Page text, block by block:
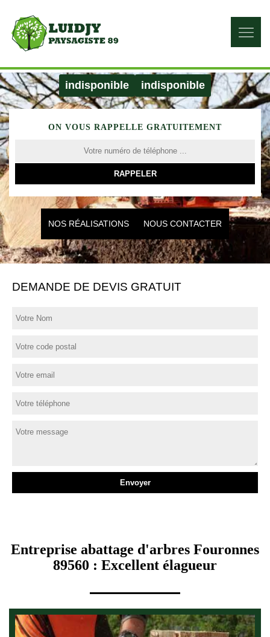
indisponible indisponible
ON VOUS RAPPELLE GRATUITEMENT
NOS RÉALISATIONS NOUS CONTACTER
DEMANDE DE DEVIS GRATUIT
Entreprise abattage d'arbres Fouronnes
89560 : Excellent élagueur